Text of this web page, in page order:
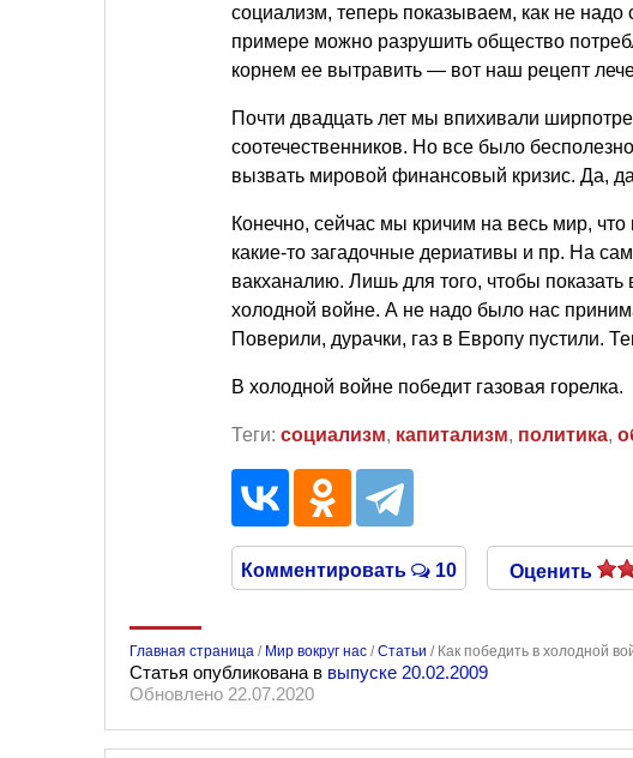
социализм, теперь показываем, как не надо
примере можно разрушить общество
корнем ее вытравить — вот наш рецепт
Почти двадцать лет мы впихивали
соотечественников. Но все было
вызвать мировой финансовый кризис. Да,
Конечно, сейчас мы кричим на весь мир,
какие-то загадочные дериативы и пр. На
вакханалию. Лишь для того, чтобы
холодной войне. А не надо было нас
Поверили, дурачки, газ в Европу пустили.
В холодной войне победит газовая горелка.
Теги: социализм, капитализм, политика,
Комментировать 10 Оценить
Главная страница / Мир вокруг нас /Статьи / Как победить в холодной
Статья опубликована в выпуске 20.02.2009
Обновлено 22.07.2020